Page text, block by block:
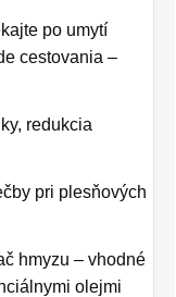
po umytí
cestovania –
redukcia
pri plesňových
hmyzu – vhodné
olejmi